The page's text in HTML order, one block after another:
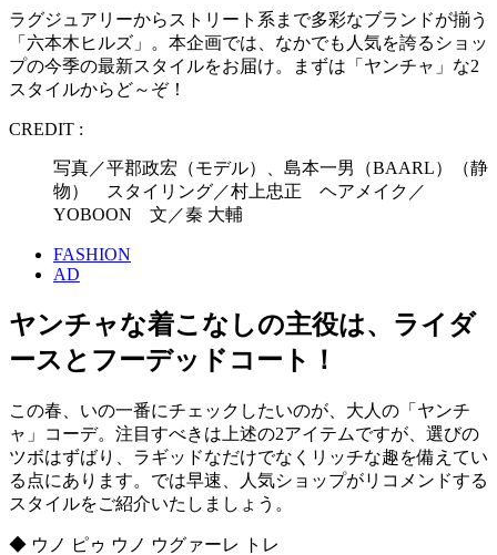
ラグジュアリーからストリート系まで多彩なブランドが揃う
「六本木ヒルズ」。本企画では、なかでも人気を誇るショッ
プの今季の最新スタイルをお届け。まずは「ヤンチャ」な2
スタイルからど～ぞ！
CREDIT :
写真／平郡政宏（モデル）、島本一男（BAARL）（静
物） スタイリング／村上忠正 ヘアメイク／
YOBOON 文／秦 大輔
FASHION
AD
ヤンチャな着こなしの主役は、ライダ
ースとフーデッドコート！
この春、いの一番にチェックしたいのが、大人の「ヤンチ
ャ」コーデ。注目すべきは上述の2アイテムですが、選びの
ツボはずばり、ラギッドなだけでなくリッチな趣を備えてい
る点にあります。では早速、人気ショップがリコメンドする
スタイルをご紹介いたしましょう。
◆ ウノ ピゥ ウノ ウグァーレ トレ